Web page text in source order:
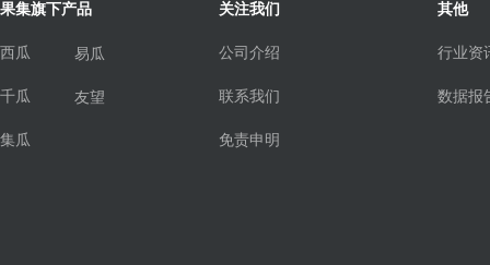
果集旗下产品
西瓜
千瓜
集瓜
易瓜
友望
关注我们
公司介绍
联系我们
免责申明
其他
行业资
数据报